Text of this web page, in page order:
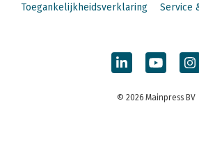
Toegankelijkheidsverklaring
Service
© 2026 Mainpress BV